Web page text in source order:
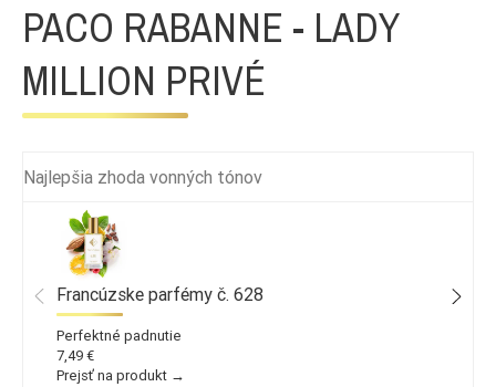
PACO RABANNE - LADY
MILLION PRIVÉ
Najlepšia zhoda vonných tónov
Francúzske parfémy č. 628
Perfektné padnutie
7,49 €
Prejsť na produkt →